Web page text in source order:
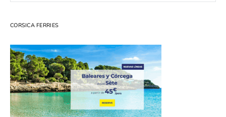
CORSICA FERRIES